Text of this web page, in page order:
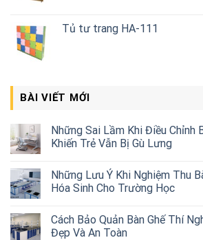
Tủ tư trang HA-111
BÀI VIẾT MỚI
Những Sai Lầm Khi Điều Chỉnh
Khiến Trẻ Vẫn Bị Gù Lưng
Những Lưu Ý Khi Nghiệm Thu
Hóa Sinh Cho Trường Học
Cách Bảo Quản Bàn Ghế Thí
Đẹp Và An Toàn